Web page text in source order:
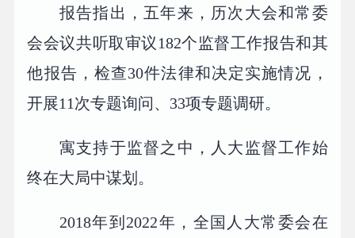
报告指出，五年来，历次大会和常委
会会议共听取审议182个监督工作报告和其
他报告，检查30件法律和决定实施情况，
开展11次专题询问、33项专题调研。
寓支持于监督之中，人大监督工作始
终在大局中谋划。
2018年到2022年，全国人大常委会在